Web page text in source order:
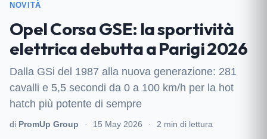
NOVITÀ
Opel Corsa GSE: la sportività
elettrica debutta a Parigi 2026
Dalla GSi del 1987 alla nuova generazione: 281
cavalli e 5,5 secondi da 0 a 100 km/h per la hot
hatch più potente di sempre
di PromUp Group · 15 May 2026 · 2 min di lettura